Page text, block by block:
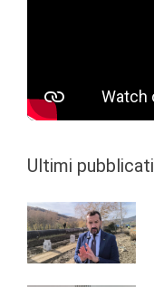
Ultimi pubblicati